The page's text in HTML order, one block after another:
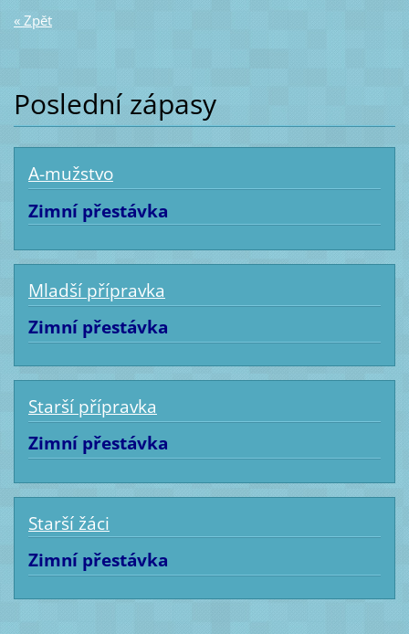
« Zpět
Poslední zápasy
A-mužstvo
Zimní přestávka
Mladší přípravka
Zimní přestávka
Starší přípravka
Zimní přestávka
Starší žáci
Zimní přestávka